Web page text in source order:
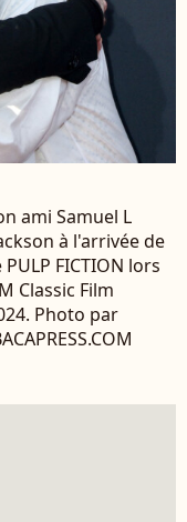
ami Samuel L
à l'arrivée de
FICTION lors
Classic Film
Photo par